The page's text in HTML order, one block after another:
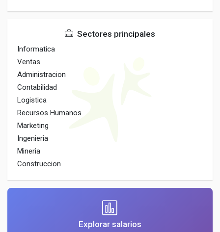
Sectores principales
Informatica
Ventas
Administracion
Contabilidad
Logistica
Recursos Humanos
Marketing
Ingenieria
Mineria
Construccion
Explorar salarios